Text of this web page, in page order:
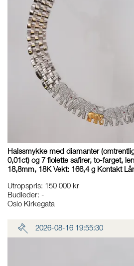
Halssmykke med diamanter
0,01ct) og 7 fiolette safirer, to-farget,
18,8mm, 18K Vekt: 166,4 g Kontakt
Utropspris: 150 000 kr
Budleder: -
Oslo Kirkegata
2026-08-16 19:55:30